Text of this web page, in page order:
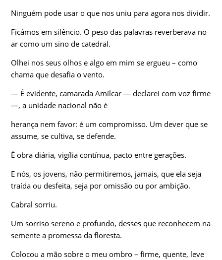
Ninguém pode usar o que nos uniu para agora nos dividir.
Ficámos em silêncio. O peso das palavras reverberava no
ar como um sino de catedral.
Olhei nos seus olhos e algo em mim se ergueu – como
chama que desafia o vento.
— É evidente, camarada Amílcar — declarei com voz firme
—, a unidade nacional não é
herança nem favor: é um compromisso. Um dever que se
assume, se cultiva, se defende.
É obra diária, vigília contínua, pacto entre gerações.
E nós, os jovens, não permitiremos, jamais, que ela seja
traída ou desfeita, seja por omissão ou por ambição.
Cabral sorriu.
Um sorriso sereno e profundo, desses que reconhecem na
semente a promessa da floresta.
Colocou a mão sobre o meu ombro – firme, quente, leve